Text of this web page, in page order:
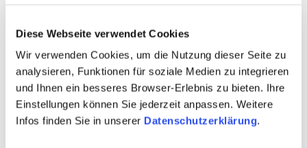
Diese Webseite verwendet Cookies
Wir verwenden Cookies, um die Nutzung dieser Seite zu
analysieren, Funktionen für soziale Medien zu integrieren
und Ihnen ein besseres Browser-Erlebnis zu bieten. Ihre
Einstellungen können Sie jederzeit anpassen. Weitere
Infos finden Sie in unserer Datenschutzerklärung.
dynamiek.